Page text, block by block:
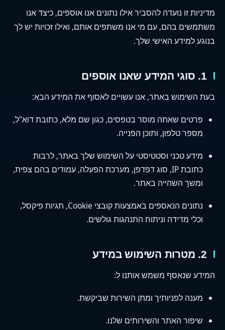
מדיניות זו נועדה להסביר אילו נתונים אנו אוספים, כיצד אנו
משתמשים בהם, עם מי אנו משתפים אותם, ואילו זכויות יש לך
בנוגע למידע האישי שלך.
1. סוגי המידע שאנו אוספים
בעת השימוש באתר, אנו עשויים לאסוף את המידע הבא:
פרטים שאתה מוסר בטפסים, כגון שם מלא, כתובת דוא"ל,
מספר טלפון, ותוכן הפנייה.
מידע טכני וסטטיסטי על השימוש שלך באתר, לרבות
כתובת IP, סוג דפדפן, מערכת הפעלה, עמודים בהם צפית,
ומשך השהייה באתר.
נתונים הנאספים באמצעות קובצי Cookie, תגיות פיקסל,
וכלי מדידה וניתוח התנהגות גולשים.
2. מטרות השימוש במידע
המידע שנאסף משמש אותנו ל:
מענה לפניותיך ומתן השירות שביקשת.
שיפור האתר והשירותים שלנו.